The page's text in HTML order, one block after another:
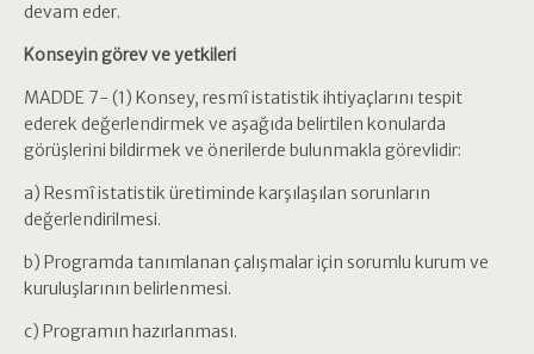
devam eder.
Konseyin görev ve yetkileri
MADDE 7- (1) Konsey, resmî istatistik ihtiyaçlarını tespit
ederek değerlendirmek ve aşağıda belirtilen konularda
görüşlerini bildirmek ve önerilerde bulunmakla görevlidir:
a) Resmî istatistik üretiminde karşılaşılan sorunların
değerlendirilmesi.
b) Programda tanımlanan çalışmalar için sorumlu kurum ve
kuruluşlarının belirlenmesi.
c) Programın hazırlanması.